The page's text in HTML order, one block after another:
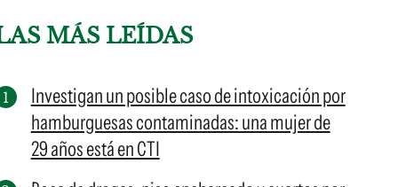
MÁS LEÍDAS
Investigan un posible caso de intoxicación por
hamburguesas contaminadas: una mujer de
29 años está en CTI